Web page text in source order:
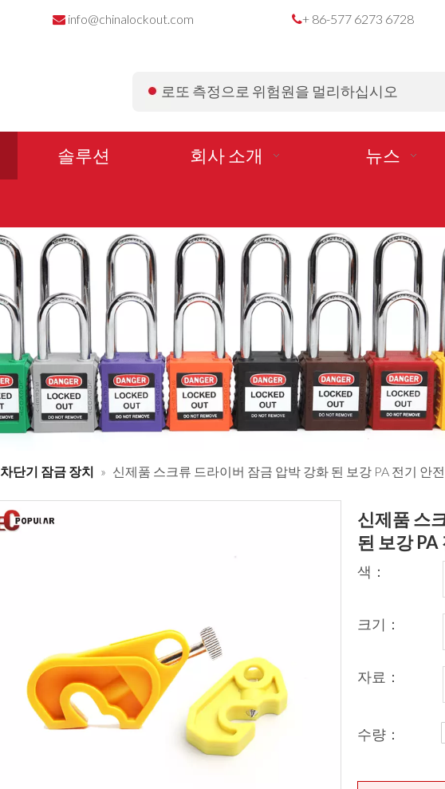
 info@chinalockout.com + 86-577 6273 6728
로또 측정으로 위험원을 멀리하십시오
솔루션 회사 소개 뉴스
차단기 잠금 장치 » 신제품 스크류 드라이버 잠금 압박 강화 된 보강 PA 전기 안
신제품 스
된 보강 PA
색：
크기：
자료：
수량：